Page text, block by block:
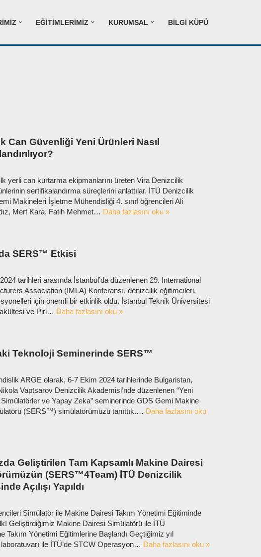
EĞITIMLERIMIZ KURUMSAL BILGI KÜPÜ
Can Güvenliği Yeni Ürünleri Nasıl
yerli can kurtarma ekipmanlarını üreten Vira Denizcilik
sertifikalandırma süreçlerini anlattılar. İTÜ Denizcilik
Makineleri İşletme Mühendisliği 4. sınıf öğrencileri Ali
Mert Kara, Fatih Mehmet… Daha fazlasını oku »
SERS™ Etkisi
tarihleri arasında İstanbul’da düzenlenen 29. International
Association (IMLA) Konferansı, denizcilik eğitimcileri,
için önemli bir etkinlik oldu. İstanbul Teknik Üniversitesi
ve Piri… Daha fazlasını oku »
Teknoloji Seminerinde SERS™
ARGE olarak, 6-7 Ekim 2024 tarihlerinde Bulgaristan,
Vaptsarov Denizcilik Akademisi’nde düzenlenen “Yeni
Simülatörler ve Yapay Zeka” seminerinde GDS Gemi Makine
(SERS™) simülatörümüzü tanıttık.… Daha fazlasını oku
Geliştirilen Tam Kapsamlı Makine Dairesi
(SERS™4Team) İTÜ Denizcilik
Açılışı Yapıldı
Simülatör ile Makine Dairesi Takım Yönetimi Eğitiminde
Geliştirdiğimiz Makine Dairesi Simülatörü ile İTÜ
Takım Yönetimi Eğitimlerine Başlandı Geçtiğimiz yıl
ile İTÜ’de STCW Operasyon… Daha fazlasını oku »